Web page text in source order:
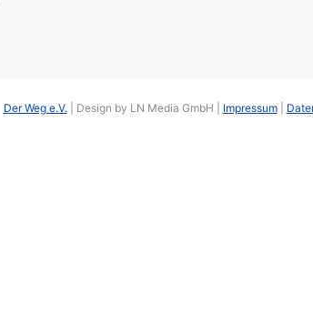
Der Weg e.V.| Design by LN Media GmbH | Impressum|